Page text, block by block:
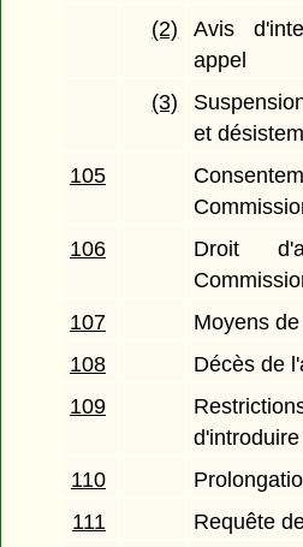
(2)
Avis
appel
(3)
et
105
106
Droit
107
Moyens
108
Décès de
109
110
111
Requête